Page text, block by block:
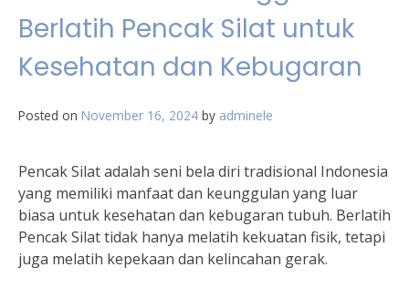
Berlatih Pencak Silat untuk
Kesehatan dan Kebugaran
Posted on November 16, 2024 by adminele
Pencak Silat adalah seni bela diri tradisional Indonesia
yang memiliki manfaat dan keunggulan yang luar
biasa untuk kesehatan dan kebugaran tubuh. Berlatih
Pencak Silat tidak hanya melatih kekuatan fisik, tetapi
juga melatih kepekaan dan kelincahan gerak.